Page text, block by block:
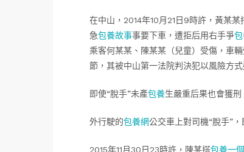
在中山，2014年10月21日9時許，黃某
急包養故事事要下車，遭拒后用右手爭
乘客何某某、陳某某（兒童）受傷，車
節，其被中山第一法院判決犯以風險方
即使“脫手”未產包養生嚴重后果也會獲刑
外行駛的包養網公交車上對司機“脫手”，
2015年11月30日23時許，陳某搭包養一